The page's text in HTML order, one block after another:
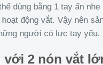
dùng bằng 1 tay ấn
động vắt. Vậy nên
người có lực tay yếu.
với 2 nón vắt